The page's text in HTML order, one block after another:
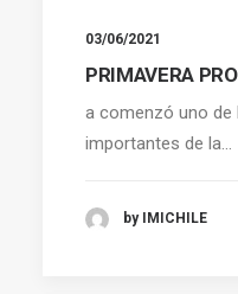
03/06/2021
PRIMAVERA
a comenzó uno
importantes de la…
by IMICHILE